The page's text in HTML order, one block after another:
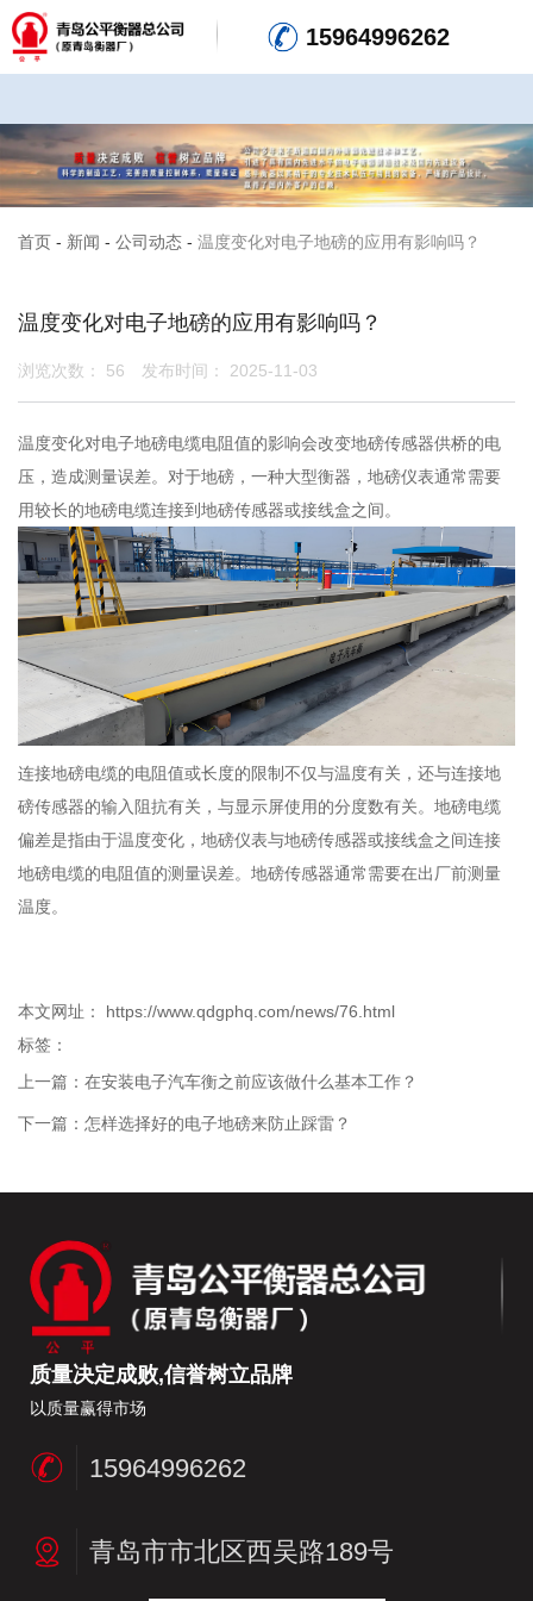
15964996262
首页 - 新闻 - 公司动态 - 温度变化对电子地磅的应用有影响吗？
温度变化对电子地磅的应用有影响吗？
浏览次数： 56 发布时间： 2025-11-03
温度变化对电子地磅电缆电阻值的影响会改变地磅传感器供桥的电
压，造成测量误差。对于地磅，一种大型衡器，地磅仪表通常需要
用较长的地磅电缆连接到地磅传感器或接线盒之间。
连接地磅电缆的电阻值或长度的限制不仅与温度有关，还与连接地
磅传感器的输入阻抗有关，与显示屏使用的分度数有关。地磅电缆
偏差是指由于温度变化，地磅仪表与地磅传感器或接线盒之间连接
地磅电缆的电阻值的测量误差。地磅传感器通常需要在出厂前测量
温度。
本文网址： https://www.qdgphq.com/news/76.html
标签：
上一篇： 在安装电子汽车衡之前应该做什么基本工作？
下一篇： 怎样选择好的电子地磅来防止踩雷？
质量决定成败,信誉树立品牌
以质量赢得市场
15964996262
青岛市市北区西吴路189号